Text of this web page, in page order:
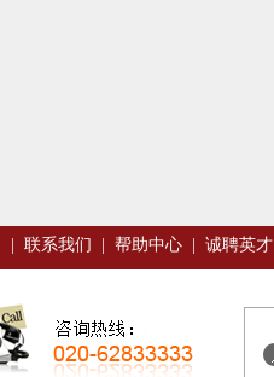
联系我们 帮助中心 诚聘英才